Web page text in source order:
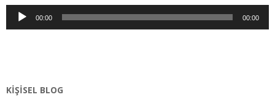
Ses
oynatıcı
00:00 00:00
KIŞISEL BLOG